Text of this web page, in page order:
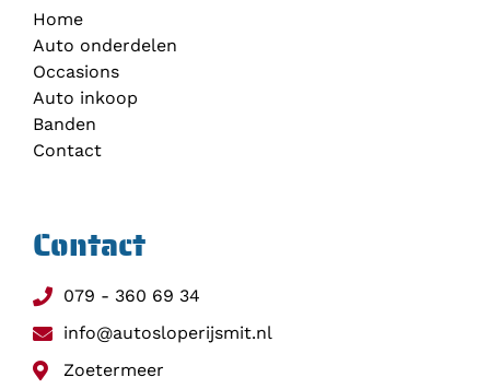
Home
Auto onderdelen
Occasions
Auto inkoop
Banden
Contact
Contact
079 - 360 69 34
info@autosloperijsmit.nl
Zoetermeer